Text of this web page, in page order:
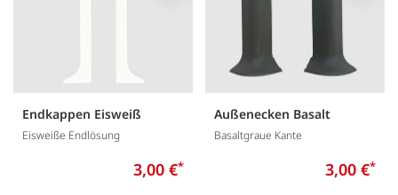
Endkappen Eisweiß
Eisweiße Endlösung
3,00 €*
Außenecken Basalt
Basaltgraue Kante
3,00 €*